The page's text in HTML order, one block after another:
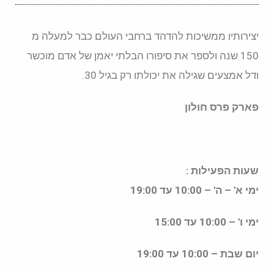
יצירותיו ממשיכות להדהד ברחבי העולם כבר למעלה מ
150 שנה ולספר את סיפורו הבלתי יאמן של אדם מוכשר
ודל אמצעים שגילה את יכולתו רק בגיל 30.
פארק פרס חולון
שעות הפעילות :
ימי א' – ה' – 10:00 עד 19:00
ימי ו' – 10:00 עד 15:00
יום שבת – 10:00 עד 19:00